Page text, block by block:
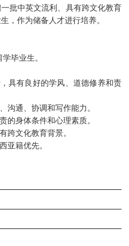
批中英文流利、具有跨文化教育
，作为储备人才进行培养。
毕业生。
具有良好的学风、道德修养和责
沟通、协调和写作能力。
的身体条件和心理素质。
跨文化教育背景。
亚籍优先。